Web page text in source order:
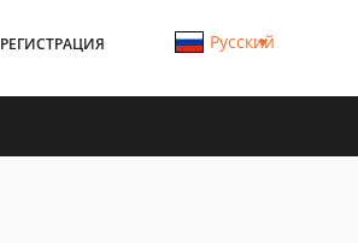
РЕГИСТРАЦИЯ Русский